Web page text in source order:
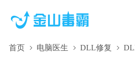
首页 电脑医生 DLL修复